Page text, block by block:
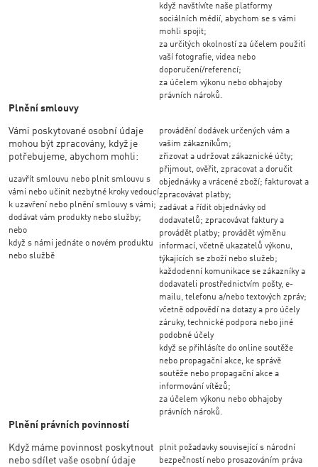
když navštívíte naše platformy
sociálních médií, abychom se s vámi
mohli spojit;
za určitých okolností za účelem použití
vaší fotografie, videa nebo
doporučení/referencí;
za účelem výkonu nebo obhajoby
právních nároků.
Plnění smlouvy
Vámi poskytované osobní údaje
mohou být zpracovány, když je
potřebujeme, abychom mohli:
uzavřít smlouvu nebo plnit smlouvu s
vámi nebo učinit nezbytné kroky vedoucí
k uzavření nebo plnění smlouvy s vámi;
dodávat vám produkty nebo služby;
nebo
když s námi jednáte o novém produktu
nebo službě
provádění dodávek určených vám a
vašim zákazníkům;
zřizovat a udržovat zákaznické účty;
přijmout, ověřit, zpracovat a doručit
objednávky a vrácené zboží; fakturovat a
zpracovávat platby;
zadávat a řídit objednávky od
dodavatelů; zpracovávat faktury a
provádět platby; provádět výměnu
informací, včetně ukazatelů výkonu,
týkajících se zboží nebo služeb;
každodenní komunikace se zákazníky a
dodavateli prostřednictvím pošty, e-
mailu, telefonu a/nebo textových zpráv;
včetně odpovědí na dotazy a pro účely
záruky, technické podpora nebo jiné
podobné účely
když se přihlásíte do online soutěže
nebo propagační akce, ke správě
soutěže nebo propagační akce a
informování vítězů;
za účelem výkonu nebo obhajoby
právních nároků.
Plnění právních povinností
Když máme povinnost poskytnout
nebo sdílet vaše osobní údaje
plnit požadavky související s národní
bezpečností nebo prosazováním práva